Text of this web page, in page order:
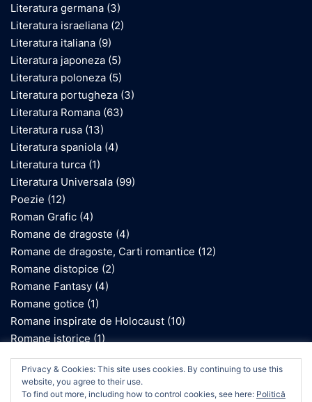
Literatura germana (3)
Literatura israeliana (2)
Literatura italiana (9)
Literatura japoneza (5)
Literatura poloneza (5)
Literatura portugheza (3)
Literatura Romana (63)
Literatura rusa (13)
Literatura spaniola (4)
Literatura turca (1)
Literatura Universala (99)
Poezie (12)
Roman Grafic (4)
Romane de dragoste (4)
Romane de dragoste, Carti romantice (12)
Romane distopice (2)
Romane Fantasy (4)
Romane gotice (1)
Romane inspirate de Holocaust (10)
Romane istorice (1)
Romane SF (2)
We use cookies on our website to give you the most
relevant experience by remembering your preferences
and repeat visits. By clicking “Accept”, you consent to the
Privacy & Cookies: This site uses cookies. By continuing to use this
website, you agree to their use.
To find out more, including how to control cookies, see here: Politică